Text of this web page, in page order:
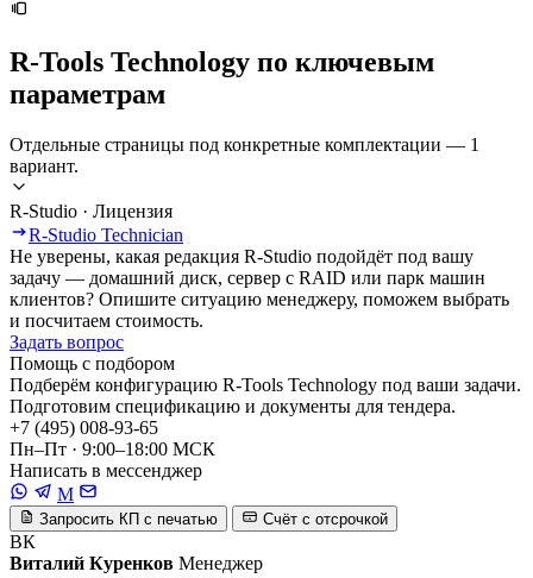
R-Tools Technology по ключевым
параметрам
Отдельные страницы под конкретные комплектации — 1
вариант.
R-Studio · Лицензия
R-Studio Technician
Не уверены, какая редакция R-Studio подойдёт под вашу
задачу — домашний диск, сервер с RAID или парк машин
клиентов? Опишите ситуацию менеджеру, поможем выбрать
и посчитаем стоимость.
Задать вопрос
Помощь с подбором
Подберём конфигурацию R-Tools Technology под ваши задачи.
Подготовим спецификацию и документы для тендера.
+7 (495) 008-93-65
Пн–Пт · 9:00–18:00 МСК
Написать в мессенджер
M
Запросить КП с печатью Счёт с отсрочкой
ВК
Виталий Куренков Менеджер